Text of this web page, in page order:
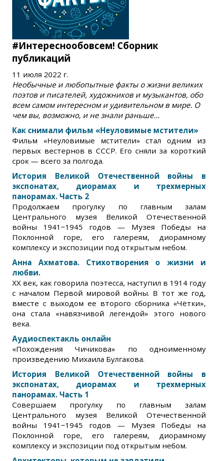
#Интереснообовсем! Сборник
публикаций
11 июля 2022 г.
Необычные и любопытные факты о жизни великих
поэтов и писателей, художников и музыкантов, обо
всем самом интересном и удивительном в мире. О
чем вы, возможно, и не знали раньше...
Как снимали фильм «Неуловимые мстители»
Фильм «Неуловимые мстители» стал одним из
первых вестернов в СССР. Его сняли за короткий
срок — всего за полгода.
История Великой Отечественной войны в
экспонатах, диорамах и трехмерных
панорамах. Часть 2
Продолжаем прогулку по главным залам
Центрального музея Великой Отечественной
войны 1941−1945 годов — Музея Победы на
Поклонной горе, его галереям, диорамному
комплексу и экспозиции под открытым небом.
Анна Ахматова. Стихотворения о жизни и
любви.
XX век, как говорила поэтесса, наступил в 1914 году
с началом Первой мировой войны. В тот же год,
вместе с выходом ее второго сборника «Чётки»,
она стала «навязчивой легендой» этого нового
века.
Аудиоспектакль онлайн
«Похождения Чичикова» по одноименному
произведению Михаила Булгакова.
История Великой Отечественной войны в
экспонатах, диорамах и трехмерных
панорамах. Часть 1
Совершаем прогулку по главным залам
Центрального музея Великой Отечественной
войны 1941−1945 годов — Музея Победы на
Поклонной горе, его галереям, диорамному
комплексу и экспозиции под открытым небом.